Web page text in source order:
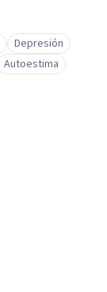
Depresión
Autoestima